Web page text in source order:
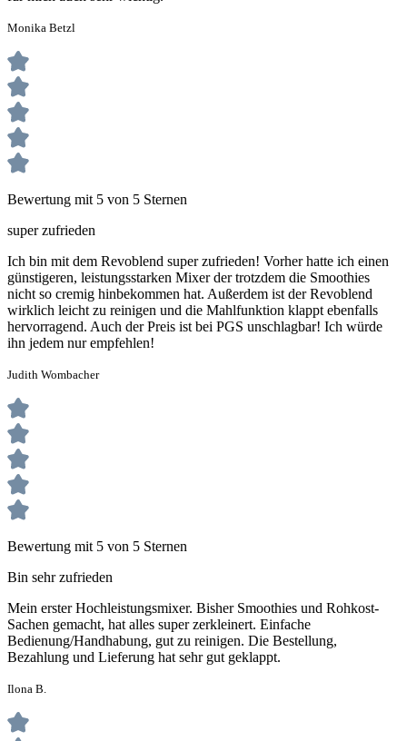
Monika Betzl
Bewertung mit 5 von 5 Sternen
super zufrieden
Ich bin mit dem Revoblend super zufrieden! Vorher hatte ich einen
günstigeren, leistungsstarken Mixer der trotzdem die Smoothies
nicht so cremig hinbekommen hat. Außerdem ist der Revoblend
wirklich leicht zu reinigen und die Mahlfunktion klappt ebenfalls
hervorragend. Auch der Preis ist bei PGS unschlagbar! Ich würde
ihn jedem nur empfehlen!
Judith Wombacher
Bewertung mit 5 von 5 Sternen
Bin sehr zufrieden
Mein erster Hochleistungsmixer. Bisher Smoothies und Rohkost-
Sachen gemacht, hat alles super zerkleinert. Einfache
Bedienung/Handhabung, gut zu reinigen. Die Bestellung,
Bezahlung und Lieferung hat sehr gut geklappt.
Ilona B.